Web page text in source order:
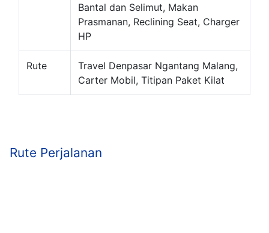
Bantal dan Selimut, Makan
Prasmanan, Reclining Seat, Charger
HP
Rute
Travel Denpasar Ngantang Malang,
Carter Mobil, Titipan Paket Kilat
Rute Perjalanan